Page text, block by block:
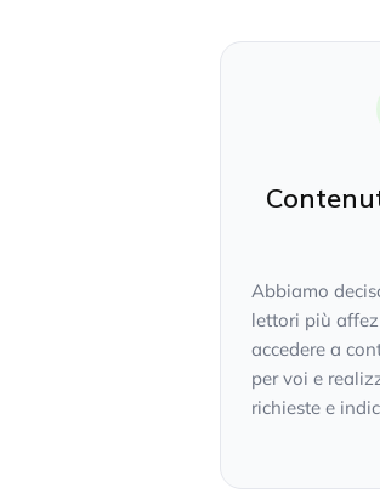
Abbiamo
lettori più
accedere a
per voi e
richieste e